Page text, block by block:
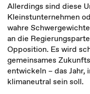
Allerdings sind diese
Kleinstunternehmen
wahre
an die
Opposition. Es wird
gemeinsames
entwickeln – das Jahr,
klimaneutral sein soll.